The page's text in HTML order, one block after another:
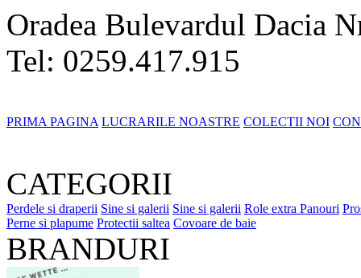
Oradea Bulevardul Dacia
Tel: 0259.417.915
PRIMA PAGINA LUCRARILE NOASTRE COLECTII NOI
CATEGORII
Perdele si draperii Sine si galerii Sine si galerii Role extra Panouri
Perne si plapume Protectii saltea Covoare de baie
BRANDURI